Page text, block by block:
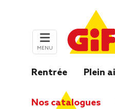
MENU
Rentrée Plein
Nos catalogues